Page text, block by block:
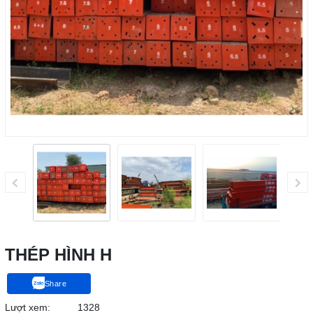
THÉP HÌNH H
Share
Lượt xem: 1328